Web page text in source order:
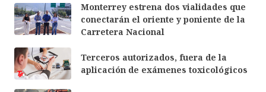
Monterrey estrena dos vialidades que
conectarán el oriente y poniente de la
Carretera Nacional
Terceros autorizados, fuera de la
aplicación de exámenes toxicológicos